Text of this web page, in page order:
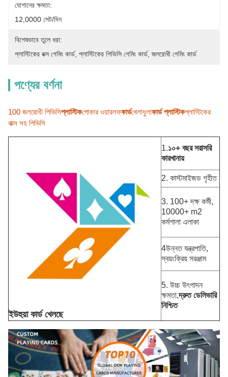
যোগানের ক্ষমতা:
12,0000 সেট/দিন
বিশেষভাবে তুলে ধরা:
প্লাস্টিকের বক্স গেমিং কার্ড, প্লাস্টিকের পিভিসি গেমিং কার্ড, জলরোধী গেমিং কার্ড
পণ্যের বর্ণনা
100 জলরোধী পিভিসিপ্লাস্টিকপোকার ওয়ারলফকার্ডখেলাধুলাকার্ড প্লাস্টিকপ্লাস্টিকের
বাক্স সহ পিভিসি
ইউহুয়া কার্ড খেলছে
1.১০+ বছর সরাসরি
কারখানায়
2. কাস্টমাইজড গৃহীত
3. 100+ দক্ষ কর্মী,
10000+ m2
কর্মশালা এলাকা
4উন্নত যন্ত্রপাতি,
স্বয়ংক্রিয় সরঞ্জাম
5. উচ্চ উৎপাদন
ক্ষমতা,দ্রুত ডেলিভারি
নিশ্চিত